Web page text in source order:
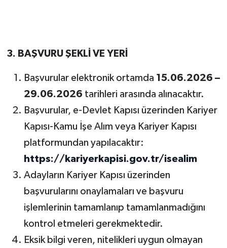
3. BAŞVURU ŞEKLİ VE YERİ
Başvurular elektronik ortamda 15.06.2026 –
29.06.2026 tarihleri arasında alınacaktır.
Başvurular, e-Devlet Kapısı üzerinden Kariyer
Kapısı-Kamu İşe Alım veya Kariyer Kapısı
platformundan yapılacaktır:
https://kariyerkapisi.gov.tr/isealim
Adayların Kariyer Kapısı üzerinden
başvurularını onaylamaları ve başvuru
işlemlerinin tamamlanıp tamamlanmadığını
kontrol etmeleri gerekmektedir.
Eksik bilgi veren, nitelikleri uygun olmayan